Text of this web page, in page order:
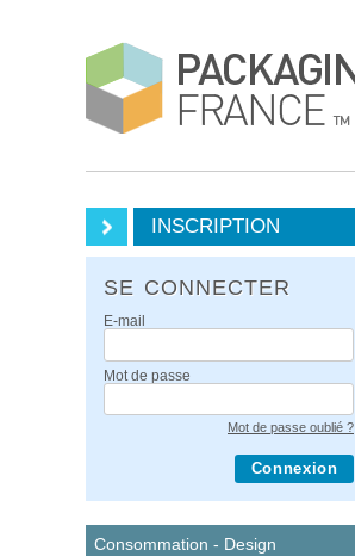
INSCRIPTION
SE CONNECTER
E-mail
Mot de passe
Mot de passe oublié ?
Connexion
Consommation - Design